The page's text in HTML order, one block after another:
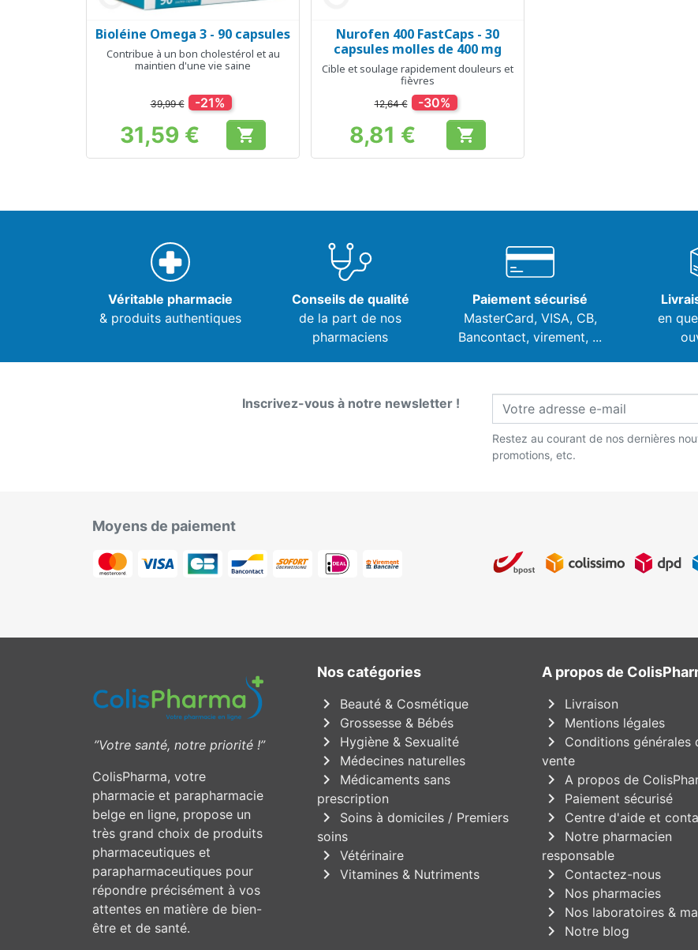
Aperçu rapide
Bioléine Omega 3 - 90 capsules
Contribue à un bon cholestérol et au
maintien d'une vie saine
39,99 € -21%
Prix
31,59 € 
 Aperçu rapide
Nurofen 400 FastCaps - 30
capsules molles de 400 mg
Cible et soulage rapidement douleurs et
fièvres
12,64 € -30%
8,81 € 
Véritable pharmacie
& produits authentiques
Conseils de qualité
de la part de nos
pharmaciens
Paiement sécurisé
MasterCard, VISA, CB,
Bancontact, virement, ...
en
Inscrivez-vous à notre newsletter !
Restez au courant de nos dernières
promotions, etc.
Moyens de paiement
”Votre santé, notre priorité !”
ColisPharma, votre
pharmacie et parapharmacie
belge en ligne, propose un
très grand choix de produits
pharmaceutiques et
parapharmaceutiques pour
répondre précisément à vos
attentes en matière de bien-
être et de santé.
Nos catégories
chevron_right Beauté & Cosmétique
chevron_right Grossesse & Bébés
chevron_right Hygiène & Sexualité
chevron_right Médecines naturelles
chevron_right
Médicaments sans
prescription
chevron_right
Soins à domiciles / Premiers
soins
chevron_right Vétérinaire
chevron_right Vitamines & Nutriments
A propos de
chevron_right Livraison
chevron_right Mentions légales
chevron_right
Conditions générales
vente
chevron_right A propos de
chevron_right Paiement sécurisé
chevron_right Centre d'aide et
chevron_right
Notre pharmacien
responsable
chevron_right Contactez-nous
chevron_right Nos pharmacies
chevron_right Nos laboratoires &
chevron_right Notre blog